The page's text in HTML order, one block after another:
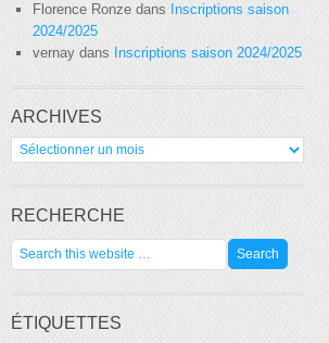
Florence Ronze dans Inscriptions saison
2024/2025
vernay dans Inscriptions saison 2024/2025
ARCHIVES
Archives
RECHERCHE
ÉTIQUETTES